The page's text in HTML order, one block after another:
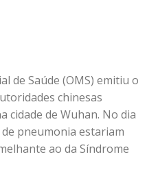
de Saúde (OMS) emitiu o
chinesas
cidade de Wuhan. No dia
pneumonia estariam
ao da Síndrome